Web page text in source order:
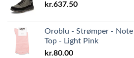
kr.637.50
Oroblu - Strømper - Note
Top - Light Pink
kr.80.00